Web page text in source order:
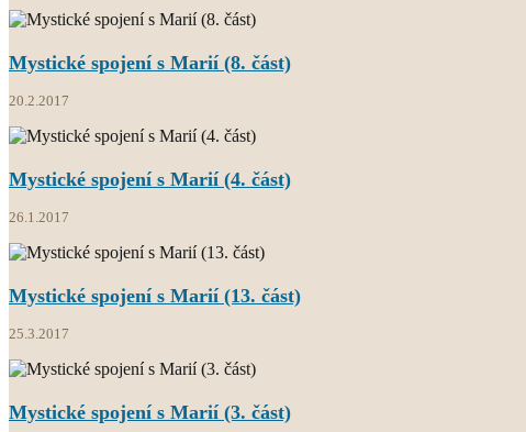
Mystické spojení s Marií (8. část)
20.2.2017
Mystické spojení s Marií (4. část)
26.1.2017
Mystické spojení s Marií (13. část)
25.3.2017
Mystické spojení s Marií (3. část)